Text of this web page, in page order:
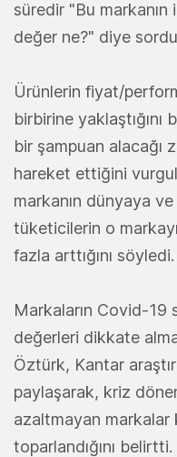
süredir "Bu markanın
değer ne?" diye
Ürünlerin fiyat/
birbirine
bir şampuan alacağı
hareket ettiğini
markanın dünyaya
tüketicilerin o
fazla arttığını söyledi.
Markaların Covid-19
değerleri dikkate
Öztürk, Kantar
paylaşarak, kriz
azaltmayan markalar
toparlandığını belirtti.